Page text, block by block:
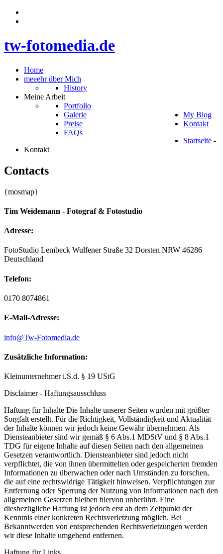
tw-fotomedia.de
Home
meeehr über Mich
History
Meine Arbeit
Portfolio
Galerie
Preise
FAQs
My Blog
Kontakt
Startseite -
Kontakt
Contacts
{mosmap}
Tim Weidemann - Fotograf & Fotostudio
Adresse:
FotoStudio Lembeck Wulfener Straße 32 Dorsten NRW 46286
Deutschland
Telefon:
0170 8074861
E-Mail-Adresse:
info@Tw-Fotomedia.de
Zusätzliche Information:
Kleinunternehmer i.S.d. § 19 UStG
Disclaimer - Haftungsausschluss
Haftung für Inhalte Die Inhalte unserer Seiten wurden mit größter
Sorgfalt erstellt. Für die Richtigkeit, Vollständigkeit und Aktualität
der Inhalte können wir jedoch keine Gewähr übernehmen. Als
Diensteanbieter sind wir gemäß § 6 Abs.1 MDStV und § 8 Abs.1
TDG für eigene Inhalte auf diesen Seiten nach den allgemeinen
Gesetzen verantwortlich. Diensteanbieter sind jedoch nicht
verpflichtet, die von ihnen übermittelten oder gespeicherten fremden
Informationen zu überwachen oder nach Umständen zu forschen,
die auf eine rechtswidrige Tätigkeit hinweisen. Verpflichtungen zur
Entfernung oder Sperrung der Nutzung von Informationen nach den
allgemeinen Gesetzen bleiben hiervon unberührt. Eine
diesbezügliche Haftung ist jedoch erst ab dem Zeitpunkt der
Kenntnis einer konkreten Rechtsverletzung möglich. Bei
Bekanntwerden von entsprechenden Rechtsverletzungen werden
wir diese Inhalte umgehend entfernen.
Haftung für Links